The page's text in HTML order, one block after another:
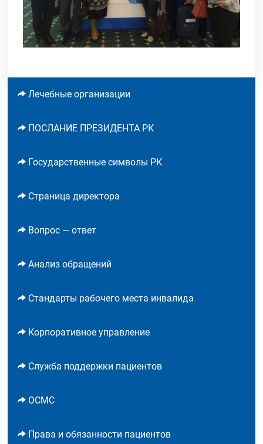
Лечебные организации
ПОСЛАНИЕ ПРЕЗИДЕНТА РК
Государственные символы РК
Страница директора
Вопрос — ответ
Анализ обращений
Стандарты рабочего места инвалида
Корпоративное управление
Служба поддержки пациентов
ОСМС
Права и обязанности пациентов